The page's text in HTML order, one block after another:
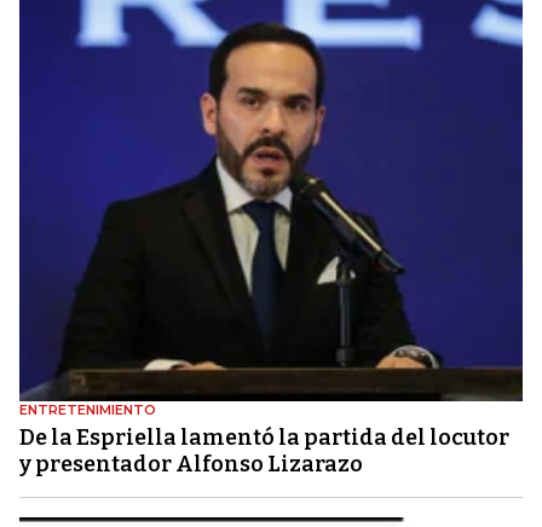
ENTRETENIMIENTO
De la Espriella lamentó la partida del locutor
y presentador Alfonso Lizarazo